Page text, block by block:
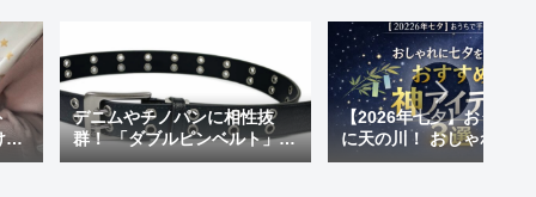
も
デニムやチノパンに相性抜
群！ 「ダブルピンベルト」の
メリットと、長く愛せるおす
【2026年七夕】おうちで
に天の川！ おしゃれに七
楽しむ「おすすめ神アイ